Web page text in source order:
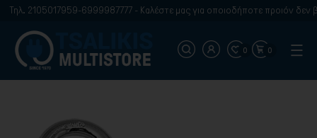
Τηλ. 2105017959-6999987777 - Καλέστε μας για οποιοδήποτε προιόν δεν
0 0